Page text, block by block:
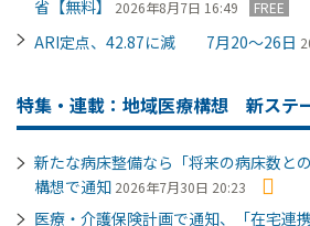
省【無料】
2026年8月7日 16:49 FREE
ARI定点、42.87に減 7月20～26日
特集・連載：地域医療構想 新ステ
新たな病床整備なら「将来の病床数
構想で通知 2026年7月30日 20:23
医療・介護保険計画で通知、「在宅連